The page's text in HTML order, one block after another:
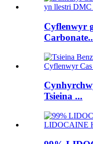
Cyflenwyr
Tsieina ...